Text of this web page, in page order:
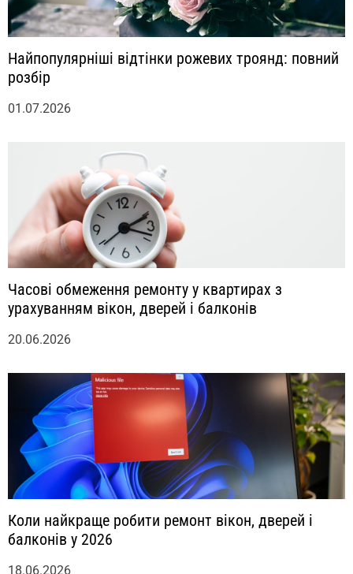
Найпопулярніші відтінки рожевих троянд: повний
розбір
01.07.2026
Часові обмеження ремонту у квартирах з
урахуванням вікон, дверей і балконів
20.06.2026
Коли найкраще робити ремонт вікон, дверей і
балконів у 2026
18.06.2026